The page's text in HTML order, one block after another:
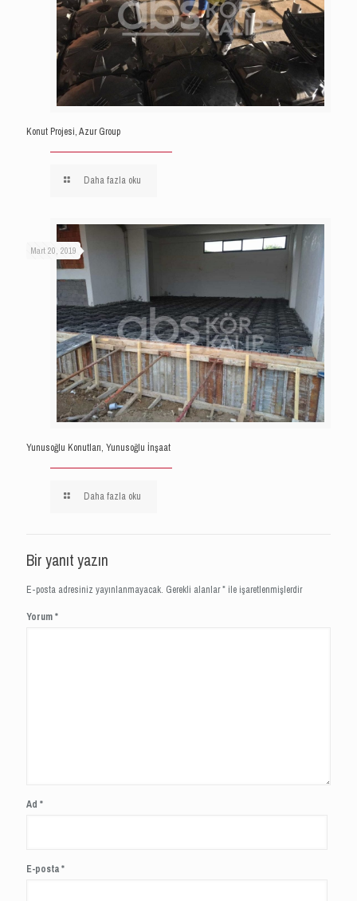
Konut Projesi, Azur Group
Daha fazla oku
Mart 20, 2019
Yunusoğlu Konutları, Yunusoğlu İnşaat
Daha fazla oku
Bir yanıt yazın
E-posta adresiniz yayınlanmayacak. Gerekli alanlar*ile işaretlenmişlerdir
Yorum*
Ad*
E-posta*